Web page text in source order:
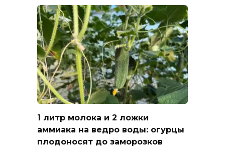
1 литр молока и 2 ложки
аммиака на ведро воды: огурцы
плодоносят до заморозков